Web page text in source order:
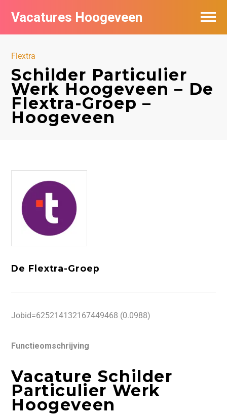
Vacatures Hoogeveen
Flextra
Schilder Particulier
Werk Hoogeveen – De
Flextra-Groep –
Hoogeveen
De Flextra-Groep
Jobid=625214132167449468 (0.0988)
Functieomschrijving
Vacature Schilder
Particulier Werk
Hoogeveen
Vacatures per bedrijf
Nieuwsbrief feed